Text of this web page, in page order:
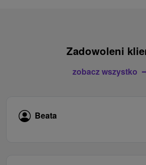
Zadowoleni
zobacz wszystko
Beata